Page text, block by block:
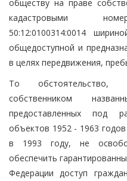
обществу на праве
кадастровыми
50:12:0100314:0014
общедоступной и
в целях передвижения,
То обстоятельство,
собственником
предоставленных под
объектов 1952 - 1963
в 1993 году, не
обеспечить
Федерации доступ